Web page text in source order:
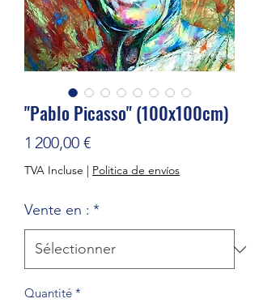
"Pablo Picasso" (100x100cm)
1 200,00 €Prix
TVA Incluse | Politica de envíos
Vente en : *
Quantité *